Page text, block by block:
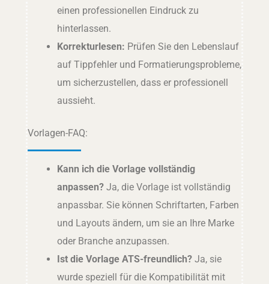
einen professionellen Eindruck zu
hinterlassen.
Korrekturlesen: Prüfen Sie den Lebenslauf
auf Tippfehler und Formatierungsprobleme,
um sicherzustellen, dass er professionell
aussieht.
Vorlagen-FAQ:
Kann ich die Vorlage vollständig
anpassen?Ja, die Vorlage ist vollständig
anpassbar. Sie können Schriftarten, Farben
und Layouts ändern, um sie an Ihre Marke
oder Branche anzupassen.
Ist die Vorlage ATS-freundlich?Ja, sie
wurde speziell für die Kompatibilität mit